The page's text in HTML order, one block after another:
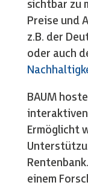
sichtbar zu
Preise und
z.B. der
oder auch
BAUM
interaktiven
Ermöglicht
einem